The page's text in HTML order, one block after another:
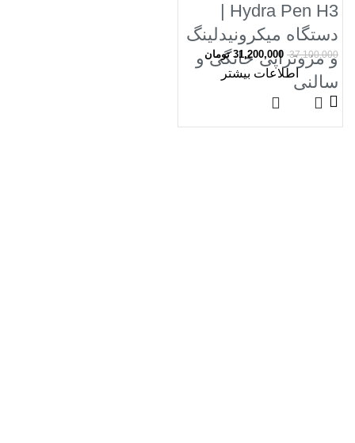
Hydra Pen H3 |
دستگاه میکرونیدلینگ
و مزوتراپی خانگی و
سالنی
37,100,000
31,200,000 تومان
اطلاعات بیشتر